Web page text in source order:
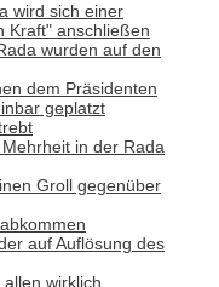
wird sich einer
Kraft" anschließen
wurden auf den
dem Präsidenten
geplatzt
in der Rada
Groll gegenüber
auf Auflösung des
wirklich